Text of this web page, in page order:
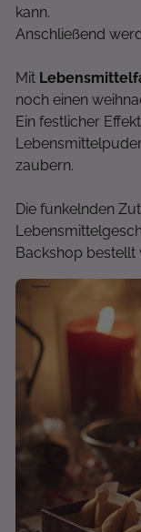
kann.
Anschließend
Mit
noch einen
Ein festlicher
zaubern.
Die funkelnden
Backshop bestellt